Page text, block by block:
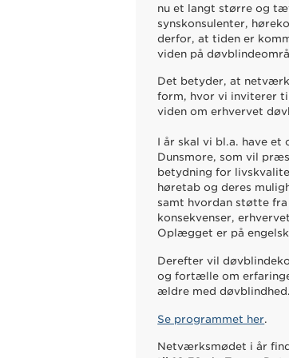
nu et langt større og
synskonsulenter,
derfor, at tiden er
viden på
Det betyder, at
form, hvor vi inviterer
viden om erhvervet
I år skal vi bl.a. have
Dunsmore, som vil
betydning for
høretab og deres
samt hvordan støtte
konsekvenser,
Oplægget er på
Derefter vil
og fortælle om
ældre med døvblindhed.
Se programmet her.
Netværksmødet i år